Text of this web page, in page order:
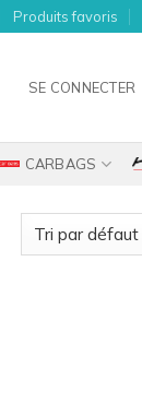
Produits favoris
SE CONNECTER
CARBAGS